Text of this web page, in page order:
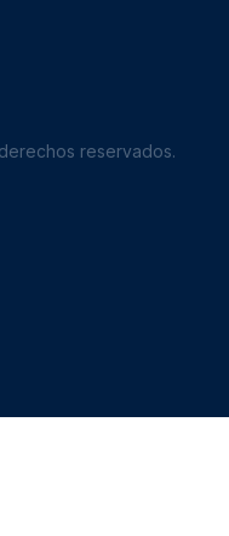
reservados.